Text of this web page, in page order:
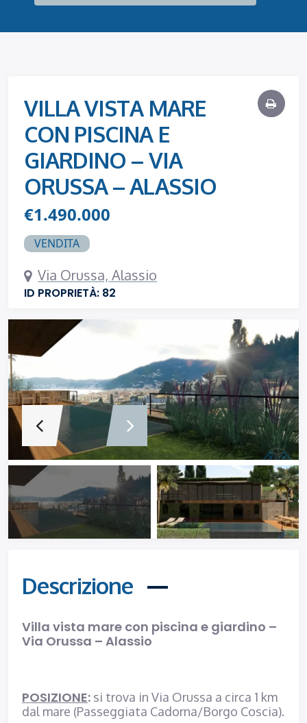
VILLA VISTA MARE
CON PISCINA E
GIARDINO – VIA
ORUSSA – ALASSIO
€1.490.000
VENDITA
Via Orussa, Alassio
ID PROPRIETÀ: 82
Descrizione
Villa vista mare con piscina e giardino –
Via Orussa – Alassio
POSIZIONE: si trova in Via Orussa a circa 1 km
dal mare (Passeggiata Cadorna/Borgo Coscia).